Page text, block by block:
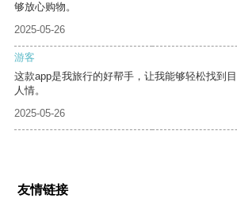
够放心购物。
2025-05-26
游客
这款app是我旅行的好帮手，让我能够轻松找到
人情。
2025-05-26
友情链接